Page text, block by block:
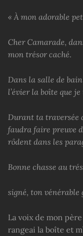
« À mon adorable
Cher Camarade,
mon trésor caché.
Dans la salle de
l’évier la boîte que
Durant ta traversée
faudra faire preuve
rôdent dans les
Bonne chasse au
signé, ton
La voix de mon
rangeai la boîte et